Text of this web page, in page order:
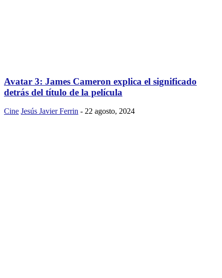
Avatar 3: James Cameron explica el significado
detrás del título de la película
Cine Jesús Javier Ferrin - 22 agosto, 2024